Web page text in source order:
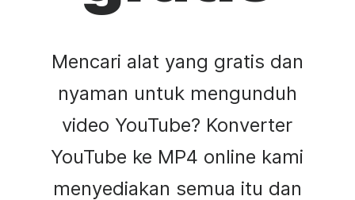
Mencari alat yang gratis dan
nyaman untuk mengunduh
video YouTube? Konverter
YouTube ke MP4 online kami
menyediakan semua itu dan